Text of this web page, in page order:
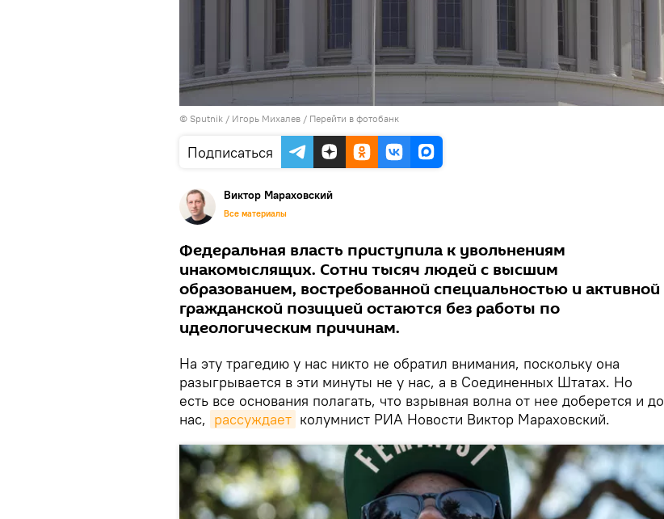
© Sputnik / Игорь Михалев / Перейти в фотобанк
Подписаться
Виктор Мараховский
Все материалы
Федеральная власть приступила к увольнениям
инакомыслящих. Сотни тысяч людей с высшим
образованием, востребованной специальностью и активной
гражданской позицией остаются без работы по
идеологическим причинам.
На эту трагедию у нас никто не обратил внимания, поскольку она
разыгрывается в эти минуты не у нас, а в Соединенных Штатах. Но
есть все основания полагать, что взрывная волна от нее доберется и до
нас, рассуждает колумнист РИА Новости Виктор Мараховский.